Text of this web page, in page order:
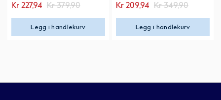
Kr 227,94 Kr 379,90
Legg i handlekurv
Kr 209,94 Kr 349,90
Legg i handlekurv